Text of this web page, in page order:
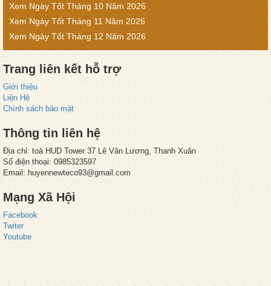
Xem Ngày Tốt Tháng 10 Năm 2026
Xem Ngày Tốt Tháng 11 Năm 2026
Xem Ngày Tốt Tháng 12 Năm 2026
Trang liên kết hỗ trợ
Giới thiệu
Liện Hệ
Chính sách bảo mật
Thông tin liên hệ
Địa chỉ: toà HUD Tower 37 Lê Văn Lương, Thanh Xuân
Số điện thoại: 0985323597
Email: huyennewteco93@gmail.com
Mạng Xã Hội
Facebook
Twiter
Youtube